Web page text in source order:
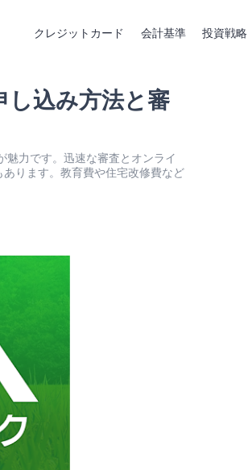
クレジットカード 会計基準 投資戦略
込み方法と審
魅力です。迅速な審査とオンライ
ります。教育費や住宅改修費など